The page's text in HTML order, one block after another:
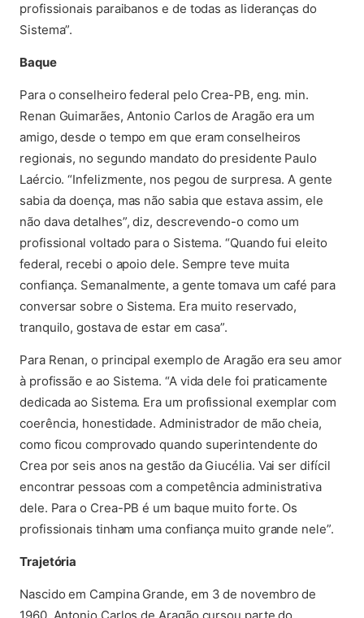
profissionais paraibanos e de todas as lideranças do
Sistema”.
Baque
Para o conselheiro federal pelo Crea-PB, eng. min.
Renan Guimarães, Antonio Carlos de Aragão era um
amigo, desde o tempo em que eram conselheiros
regionais, no segundo mandato do presidente Paulo
Laércio. “Infelizmente, nos pegou de surpresa. A gente
sabia da doença, mas não sabia que estava assim, ele
não dava detalhes”, diz, descrevendo-o como um
profissional voltado para o Sistema. “Quando fui eleito
federal, recebi o apoio dele. Sempre teve muita
confiança. Semanalmente, a gente tomava um café para
conversar sobre o Sistema. Era muito reservado,
tranquilo, gostava de estar em casa”.
Para Renan, o principal exemplo de Aragão era seu amor
à profissão e ao Sistema. “A vida dele foi praticamente
dedicada ao Sistema. Era um profissional exemplar com
coerência, honestidade. Administrador de mão cheia,
como ficou comprovado quando superintendente do
Crea por seis anos na gestão da Giucélia. Vai ser difícil
encontrar pessoas com a competência administrativa
dele. Para o Crea-PB é um baque muito forte. Os
profissionais tinham uma confiança muito grande nele”.
Trajetória
Nascido em Campina Grande, em 3 de novembro de